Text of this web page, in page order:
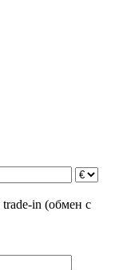
trade-in (обмен с